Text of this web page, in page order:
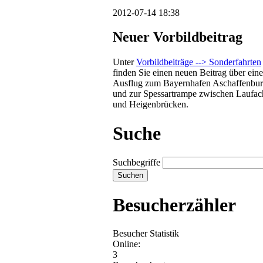
2012-07-14 18:38
Neuer Vorbildbeitrag
UnterVorbildbeiträge --> Sonderfahrten
finden Sie einen neuen Beitrag über
Ausflug zum Bayernhafen
und zur Spessartrampe zwischen
und Heigenbrücken.
Suche
Suchbegriffe
Besucherzähler
Besucher Statistik
Online:
3